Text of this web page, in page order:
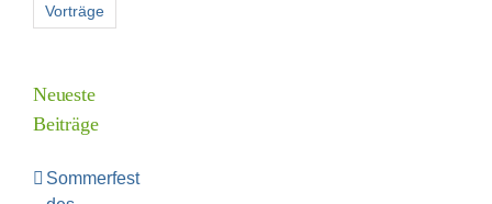
Vorträge
Neueste
Beiträge
Sommerfest